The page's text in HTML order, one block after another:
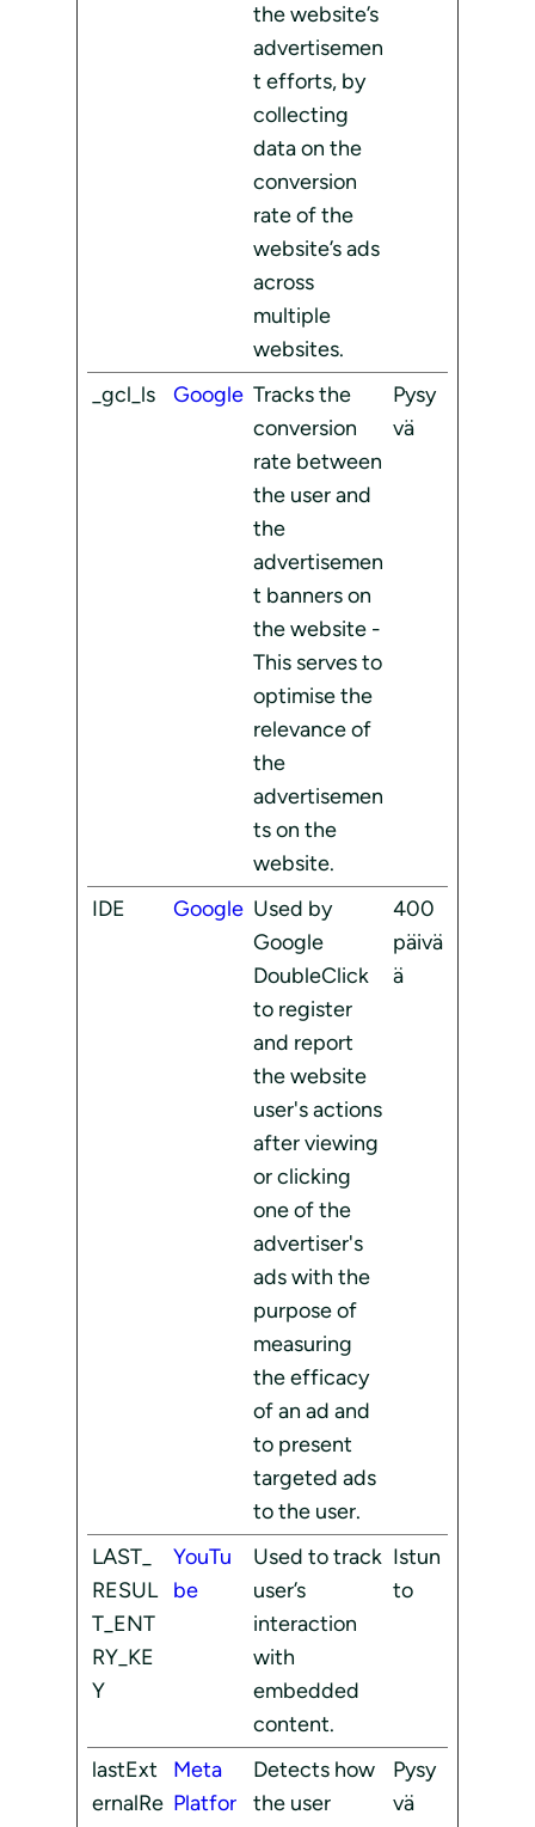
the website’s
advertisemen
t efforts, by
collecting
data on the
conversion
rate of the
website’s ads
across
multiple
websites.
_gcl_ls Google Tracks the
conversion
rate between
the user and
the
advertisemen
t banners on
the website -
This serves to
optimise the
relevance of
the
advertisemen
ts on the
website.
Pysy
vä
IDE Google Used by
Google
DoubleClick
to register
and report
the website
user's actions
after viewing
or clicking
one of the
advertiser's
ads with the
purpose of
measuring
the efficacy
of an ad and
to present
targeted ads
to the user.
400
päivä
ä
LAST_
RESUL
T_ENT
RY_KE
Y
YouTu
be
Used to track
user’s
interaction
with
embedded
content.
Istun
to
lastExt
ernalRe
Meta
Platfor
Detects how
the user
Pysy
vä